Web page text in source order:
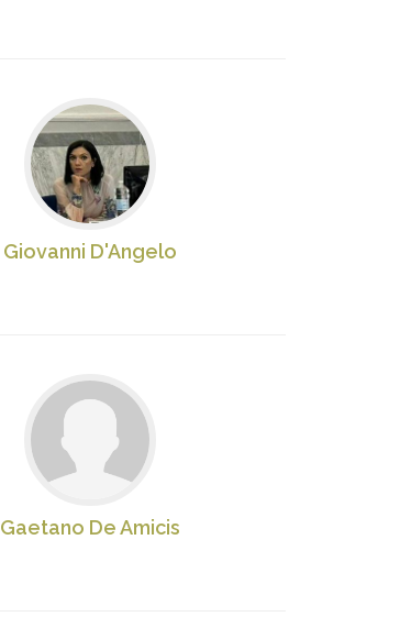
Giovanni D'Angelo
Gaetano De Amicis